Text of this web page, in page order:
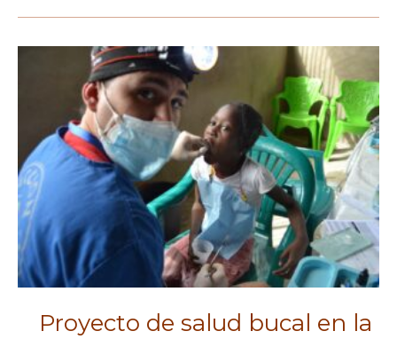
búsqueda
de
acuíferos
Toucar
Proyecto de salud bucal en la